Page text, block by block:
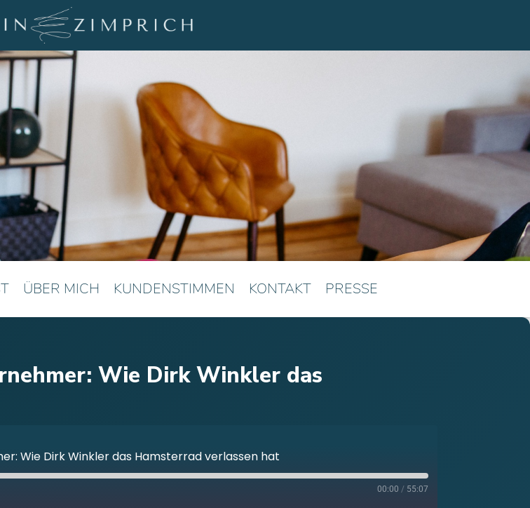
ÜBER MICH KUNDENSTIMMEN KONTAKT PRESSE
Wie Dirk Winkler das
Wie Dirk Winkler das Hamsterrad verlassen hat
00:00 / 55:07